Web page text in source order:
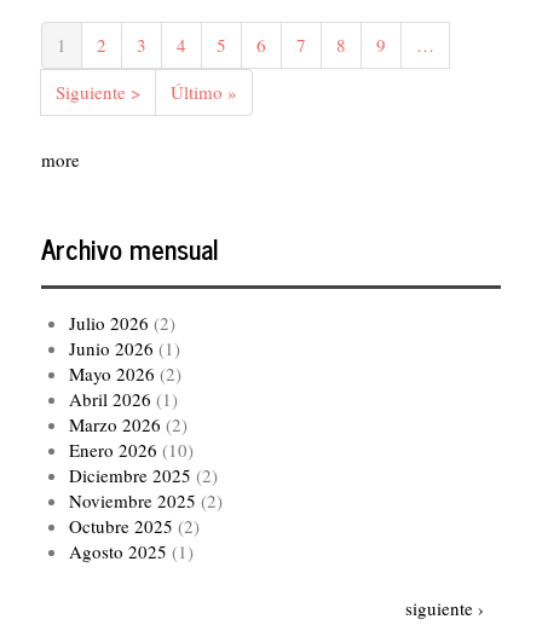
Paginación
Página
actual
1 Página
2 Página
3 Página
4 Página
5 Página
6 Página
7 Página
8 Página
9
…
Siguiente
página
Siguiente >
Última
página
Último »
more
Archivo mensual
Julio 2026 (2)
Junio 2026 (1)
Mayo 2026 (2)
Abril 2026 (1)
Marzo 2026 (2)
Enero 2026 (10)
Diciembre 2025 (2)
Noviembre 2025 (2)
Octubre 2025 (2)
Agosto 2025 (1)
Siguiente
siguiente ›